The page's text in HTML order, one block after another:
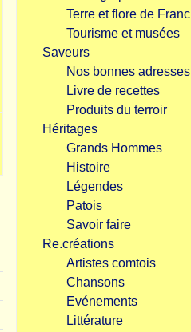
Terre et flore de
Tourisme et musées
Saveurs
Nos bonnes adresses
Livre de recettes
Produits du terroir
Héritages
Grands Hommes
Histoire
Légendes
Patois
Savoir faire
Re.créations
Artistes comtois
Chansons
Evénements
Littérature